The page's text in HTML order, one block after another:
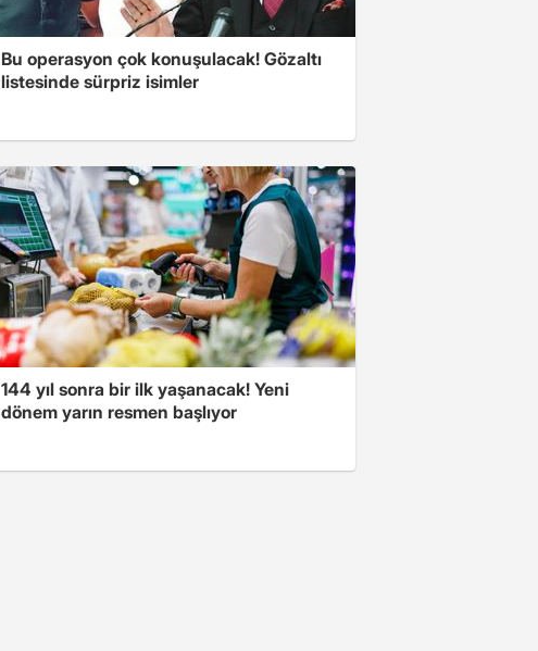
Bu operasyon çok konuşulacak! Gözaltı
listesinde sürpriz isimler
144 yıl sonra bir ilk yaşanacak! Yeni
dönem yarın resmen başlıyor